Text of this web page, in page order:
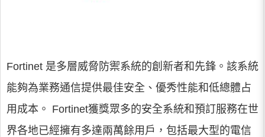
Fortinet 是多層威脅防禦系統的創新者和先鋒。該系統
能夠為業務通信提供最佳安全、優秀性能和低總體占
用成本。 Fortinet獲獎眾多的安全系統和預訂服務在世
界各地已經擁有多達兩萬餘用戶，包括最大型的電信